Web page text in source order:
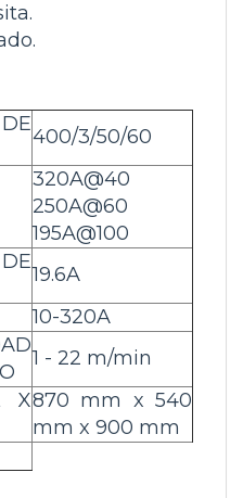
.
400/3/50/60
320A@40
250A@60
195A@100
19.6A
10-320A
1 - 22 m/min
X870 mm x 540
mm x 900 mm